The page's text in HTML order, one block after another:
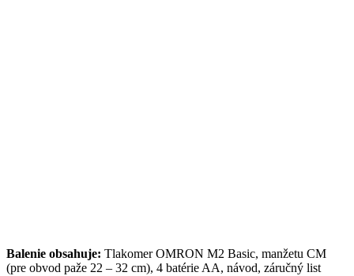
Balenie obsahuje: Tlakomer OMRON M2 Basic, manžetu CM
(pre obvod paže 22 – 32 cm), 4 batérie AA, návod, záručný list